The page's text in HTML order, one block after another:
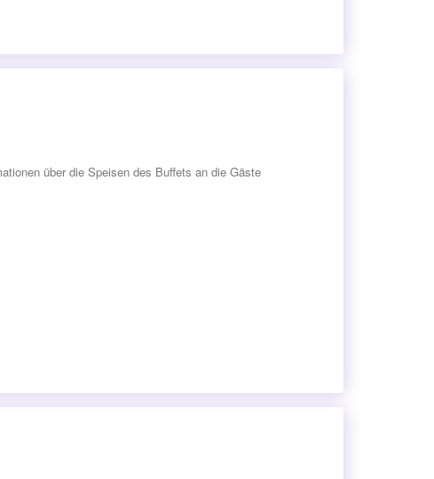
über die Speisen des Buffets an die Gäste